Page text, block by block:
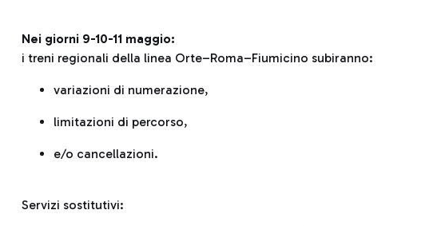
Nei giorni 9-10-11 maggio:
i treni regionali della linea Orte–Roma–Fiumicino subiranno:
variazioni di numerazione,
limitazioni di percorso,
e/o cancellazioni.
Servizi sostitutivi: